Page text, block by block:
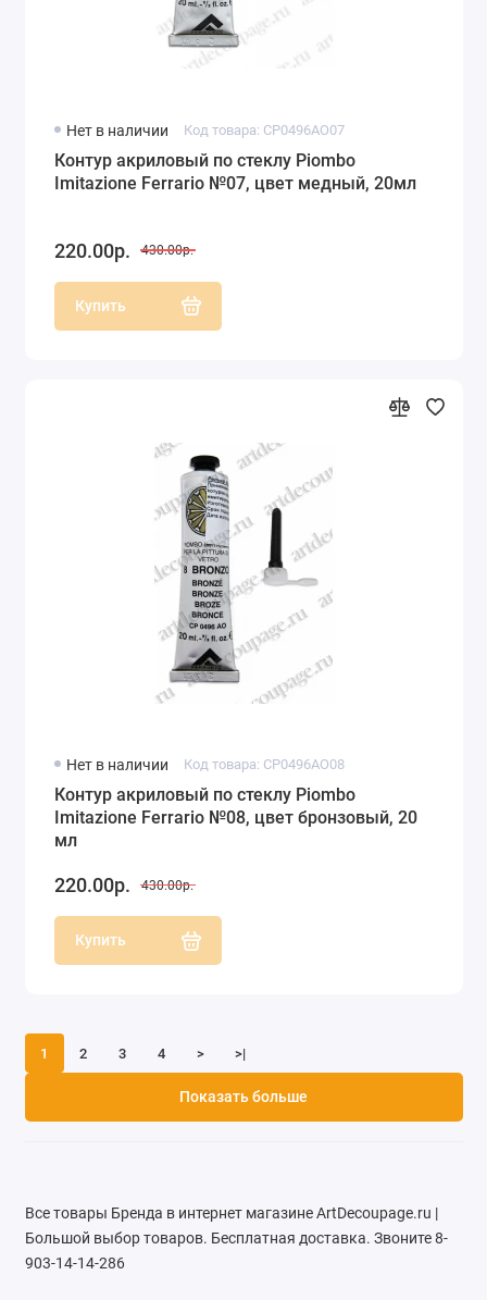
Нет в наличии Код товара: CP0496AO07
Контур акриловый по стеклу Piombo
Imitazione Ferrario №07, цвет медный, 20мл
220.00р. 430.00р.
Купить
Нет в наличии Код товара: CP0496AO08
Контур акриловый по стеклу Piombo
Imitazione Ferrario №08, цвет бронзовый, 20
мл
220.00р. 430.00р.
Купить
1 2 3 4 > >|
Показать больше
Все товары Бренда в интернет магазине ArtDecoupage.ru |
Большой выбор товаров. Бесплатная доставка. Звоните 8-
903-14-14-286